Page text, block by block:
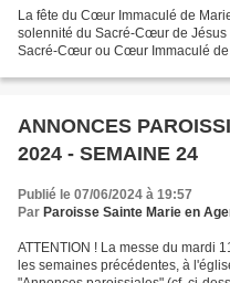
La fête du Cœur Immaculé de
solennité du Sacré-Cœur de Jésus
Sacré-Cœur ou Cœur Immaculé de
ANNONCES
2024 - SEMAINE 24
Publié le 07/06/2024 à 19:57
Par Paroisse Sainte Marie en
ATTENTION ! La messe du mardi
les semaines précédentes, à